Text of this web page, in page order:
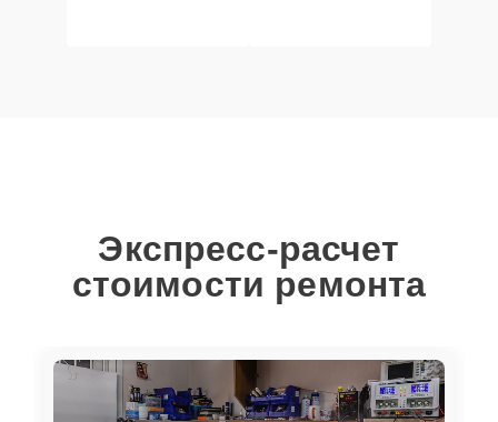
Экспресс-расчет
стоимости ремонта